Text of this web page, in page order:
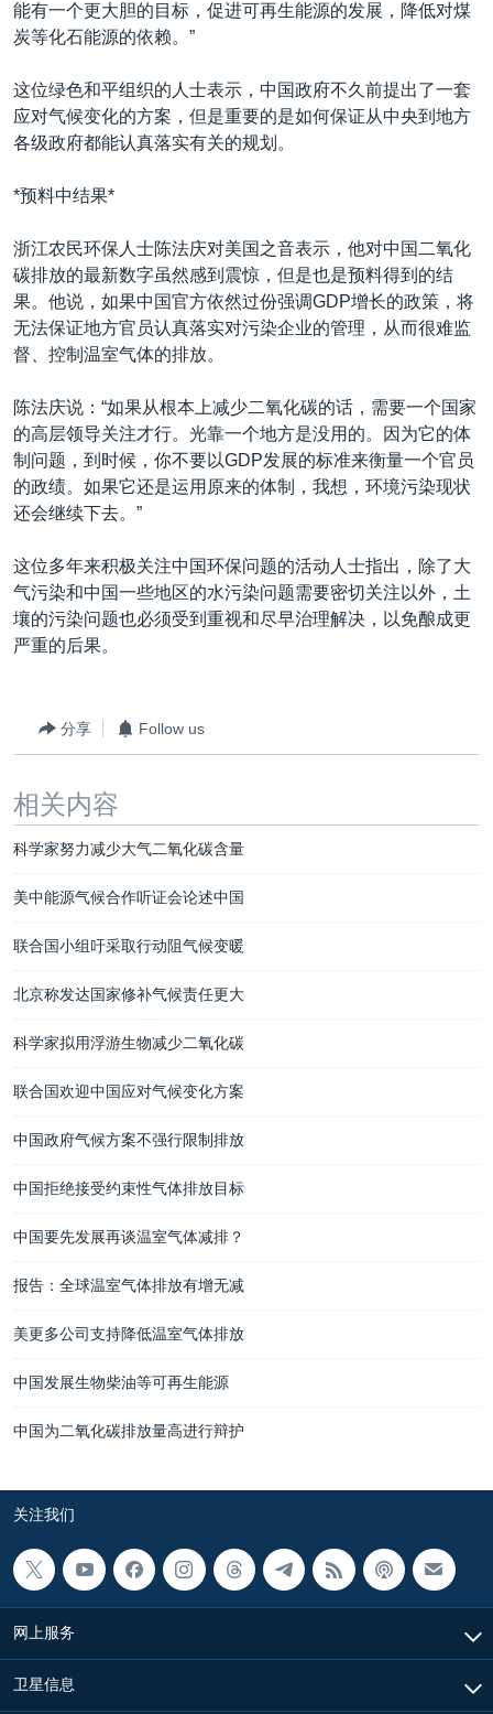
能有一个更大胆的目标，促进可再生能源的发展，降低对煤
炭等化石能源的依赖。”
这位绿色和平组织的人士表示，中国政府不久前提出了一套
应对气候变化的方案，但是重要的是如何保证从中央到地方
各级政府都能认真落实有关的规划。
*预料中结果*
浙江农民环保人士陈法庆对美国之音表示，他对中国二氧化
碳排放的最新数字虽然感到震惊，但是也是预料得到的结
果。他说，如果中国官方依然过份强调GDP增长的政策，将
无法保证地方官员认真落实对污染企业的管理，从而很难监
督、控制温室气体的排放。
陈法庆说：“如果从根本上减少二氧化碳的话，需要一个国家
的高层领导关注才行。光靠一个地方是没用的。因为它的体
制问题，到时候，你不要以GDP发展的标准来衡量一个官员
的政绩。如果它还是运用原来的体制，我想，环境污染现状
还会继续下去。”
这位多年来积极关注中国环保问题的活动人士指出，除了大
气污染和中国一些地区的水污染问题需要密切关注以外，土
壤的污染问题也必须受到重视和尽早治理解决，以免酿成更
严重的后果。
分享 Follow us
相关内容
科学家努力减少大气二氧化碳含量
美中能源气候合作听证会论述中国
联合国小组吁采取行动阻气候变暖
北京称发达国家修补气候责任更大
科学家拟用浮游生物减少二氧化碳
联合国欢迎中国应对气候变化方案
中国政府气候方案不强行限制排放
中国拒绝接受约束性气体排放目标
中国要先发展再谈温室气体减排？
报告：全球温室气体排放有增无减
美更多公司支持降低温室气体排放
中国发展生物柴油等可再生能源
中国为二氧化碳排放量高进行辩护
关注我们
网上服务
卫星信息